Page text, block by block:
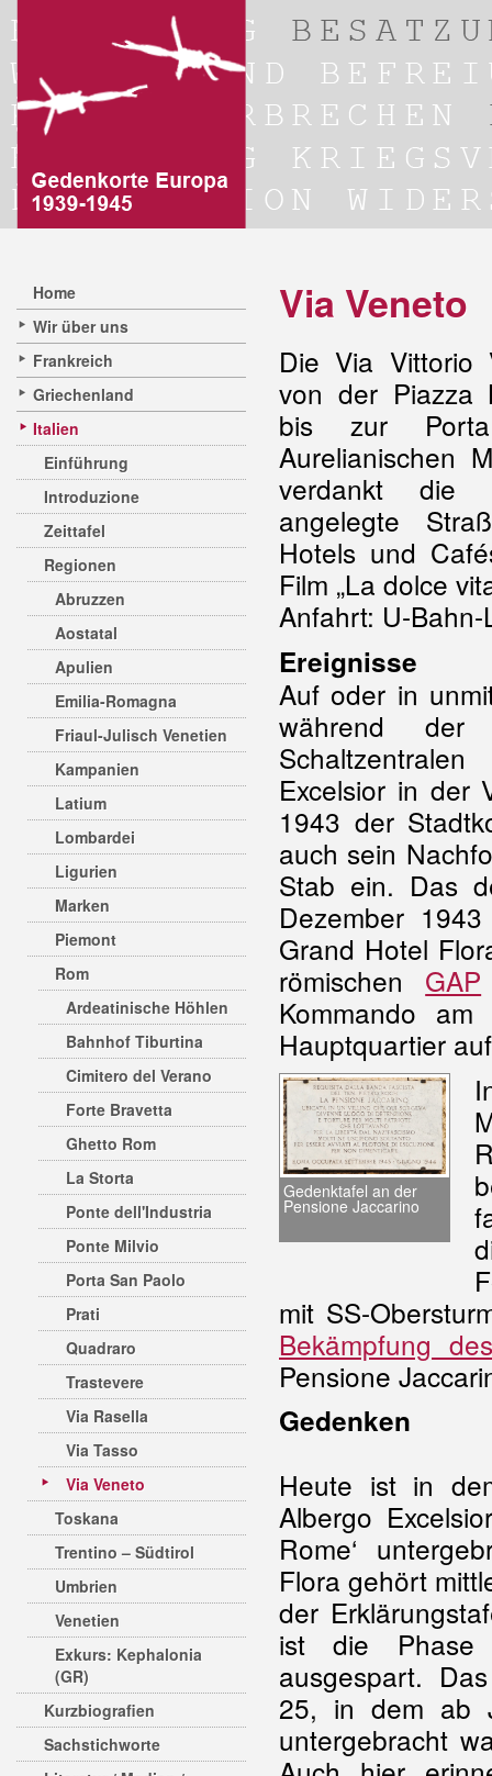
Home
Wir über uns
Frankreich
Griechenland
Italien
Einführung
Introduzione
Zeittafel
Regionen
Abruzzen
Aostatal
Apulien
Emilia-Romagna
Friaul-Julisch Venetien
Kampanien
Latium
Lombardei
Ligurien
Marken
Piemont
Rom
Ardeatinische Höhlen
Bahnhof Tiburtina
Cimitero del Verano
Forte Bravetta
Ghetto Rom
La Storta
Ponte dell'Industria
Ponte Milvio
Porta San Paolo
Prati
Quadraro
Trastevere
Via Rasella
Via Tasso
Via Veneto
Toskana
Trentino – Südtirol
Umbrien
Venetien
Exkurs: Kephalonia
(GR)
Kurzbiografien
Sachstichworte
Via Veneto
Die Via Vittorio
von der Piazza
bis zur
Aurelianischen
verdankt die
angelegte
Hotels und
Film „La dolce
Anfahrt: U-Bahn-
Ereignisse
Auf oder in
während
Excelsior in der
1943 der
auch sein
Stab ein. Das
Dezember
Grand Hotel
römischen GAP
Kommando
Hauptquartier
Gedenktafel an der
Pensione Jaccarino
mit SS-
Bekämpfung
Pensione
Gedenken
Heute ist in
Albergo
Rome‘
Flora gehört
der
ist die Phase
ausgespart.
25, in dem ab
untergebracht